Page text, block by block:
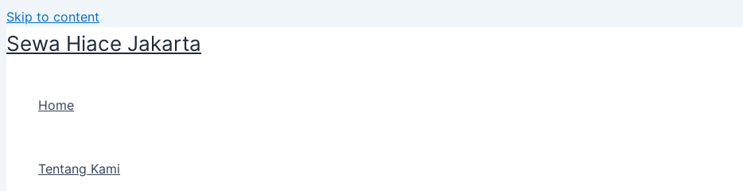
Skip to content
Sewa Hiace Jakarta
Home
Tentang Kami